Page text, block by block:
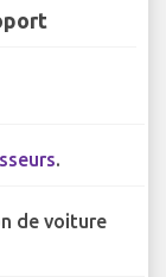
.
de voiture